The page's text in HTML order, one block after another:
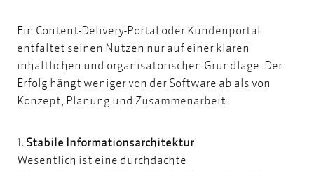
Ein Content-Delivery-Portal oder Kundenportal
entfaltet seinen Nutzen nur auf einer klaren
inhaltlichen und organisatorischen Grundlage. Der
Erfolg hängt weniger von der Software ab als von
Konzept, Planung und Zusammenarbeit.
1. Stabile Informationsarchitektur
Wesentlich ist eine durchdachte